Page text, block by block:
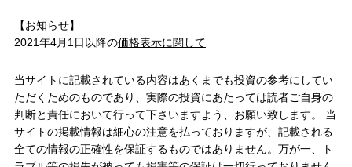
【お知らせ】
2021年4月1日以降の価格表示に関して
当サイトに記載されている内容はあくまでも投資の参考にしてい
ただくためのものであり、実際の投資にあたっては読者ご自身の
判断と責任において行って下さいますよう、お願い致します。 当
サイトの掲載情報は細心の注意を払っておりますが、記載される
全ての情報の正確性を保証するものではありません。万が一、ト